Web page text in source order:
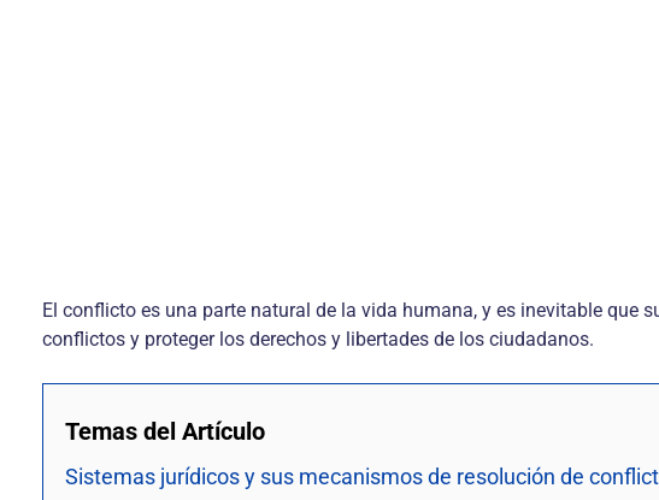
El conflicto es una parte natural de la vida humana, y es inevitable que
conflictos y proteger los derechos y libertades de los ciudadanos.
Temas del Artículo
Sistemas jurídicos y sus mecanismos de resolución de